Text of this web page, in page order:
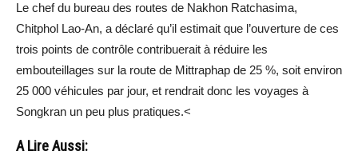
Le chef du bureau des routes de Nakhon Ratchasima,
Chitphol Lao-An, a déclaré qu’il estimait que l’ouverture de ces
trois points de contrôle contribuerait à réduire les
embouteillages sur la route de Mittraphap de 25 %, soit environ
25 000 véhicules par jour, et rendrait donc les voyages à
Songkran un peu plus pratiques.<
A Lire Aussi: